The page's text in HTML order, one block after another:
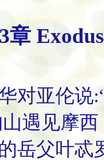
章
对亚伦说
遇见摩西
岳父叶忒